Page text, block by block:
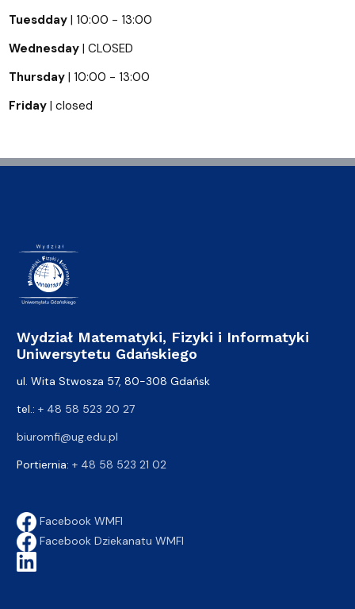
Tuesdday | 10:00 - 13:00
Wednesday | CLOSED
Thursday | 10:00 - 13:00
Friday | closed
Wydział Matematyki, Fizyki i Informatyki
Uniwersytetu Gdańskiego
ul. Wita Stwosza 57, 80-308 Gdańsk
tel.: + 48 58 523 20 27
biuromfi@ug.edu.pl
Portiernia: + 48 58 523 21 02
Facebook WMFI
Facebook Dziekanatu WMFI